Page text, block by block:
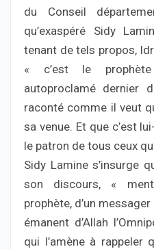
du Conseil
qu’exaspéré Sidy
tenant de tels propos,
« c’est le
autoproclamé dernier
raconté comme il veut
sa venue. Et que c’est
le patron de tous ceux
Sidy Lamine s’insurge
son discours, «
prophète, d’un
émanent d’Allah
qui l’amène à rappeler